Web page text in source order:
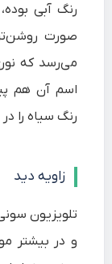
رنگ آبی
صورت
می‌رسد که
اسم آن هم
رنگ سیاه را در
زاویه دید
و در بیشتر